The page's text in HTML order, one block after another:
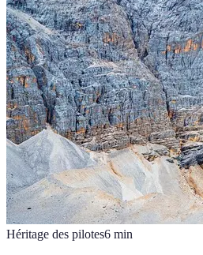
Héritage des pilotes6 min